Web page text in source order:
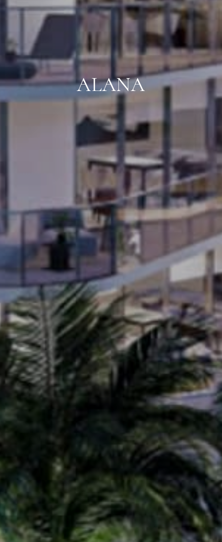
ALANA